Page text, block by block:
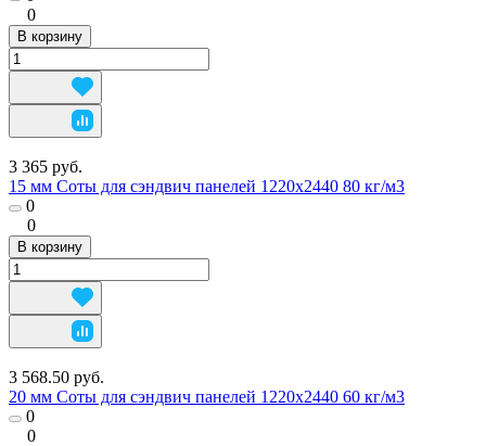
0
В корзину
3 365 руб.
15 мм Соты для сэндвич панелей 1220х2440 80 кг/м3
0
0
В корзину
3 568.50 руб.
20 мм Соты для сэндвич панелей 1220х2440 60 кг/м3
0
0